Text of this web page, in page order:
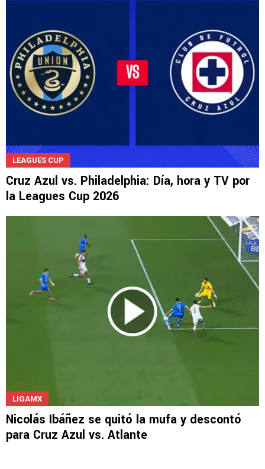
LEAGUES CUP
Cruz Azul vs. Philadelphia: Día, hora y TV por
la Leagues Cup 2026
LIGAMX
Nicolás Ibáñez se quitó la mufa y descontó
para Cruz Azul vs. Atlante